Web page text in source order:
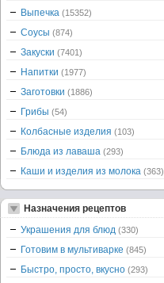
Выпечка (15352)
Соусы (874)
Закуски (7401)
Напитки (1977)
Заготовки (1886)
Грибы (54)
Колбасные изделия (103)
Блюда из лаваша (293)
Каши и изделия из молока (363)
Назначения рецептов
Украшения для блюд (330)
Готовим в мультиварке (845)
Быстро, просто, вкусно (293)